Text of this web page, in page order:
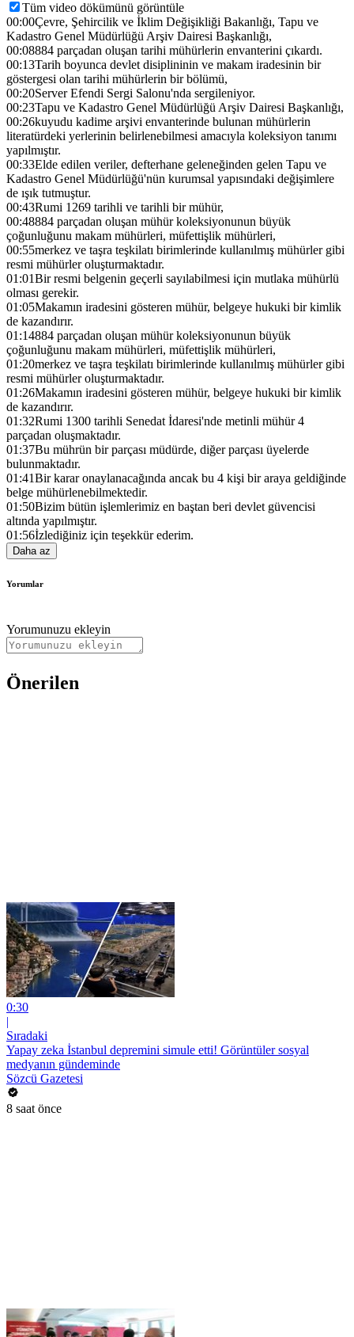
Tüm video dökümünü görüntüle
00:00Çevre, Şehircilik ve İklim Değişikliği Bakanlığı, Tapu ve
Kadastro Genel Müdürlüğü Arşiv Dairesi Başkanlığı,
00:08884 parçadan oluşan tarihi mühürlerin envanterini çıkardı.
00:13Tarih boyunca devlet disiplininin ve makam iradesinin bir
göstergesi olan tarihi mühürlerin bir bölümü,
00:20Server Efendi Sergi Salonu'nda sergileniyor.
00:23Tapu ve Kadastro Genel Müdürlüğü Arşiv Dairesi Başkanlığı,
00:26kuyudu kadime arşivi envanterinde bulunan mühürlerin
literatürdeki yerlerinin belirlenebilmesi amacıyla koleksiyon tanımı
yapılmıştır.
00:33Elde edilen veriler, defterhane geleneğinden gelen Tapu ve
Kadastro Genel Müdürlüğü'nün kurumsal yapısındaki değişimlere
de ışık tutmuştur.
00:43Rumi 1269 tarihli ve tarihli bir mühür,
00:48884 parçadan oluşan mühür koleksiyonunun büyük
çoğunluğunu makam mühürleri, müfettişlik mühürleri,
00:55merkez ve taşra teşkilatı birimlerinde kullanılmış mühürler gibi
resmi mühürler oluşturmaktadır.
01:01Bir resmi belgenin geçerli sayılabilmesi için mutlaka mühürlü
olması gerekir.
01:05Makamın iradesini gösteren mühür, belgeye hukuki bir kimlik
de kazandırır.
01:14884 parçadan oluşan mühür koleksiyonunun büyük
çoğunluğunu makam mühürleri, müfettişlik mühürleri,
01:20merkez ve taşra teşkilatı birimlerinde kullanılmış mühürler gibi
resmi mühürler oluşturmaktadır.
01:26Makamın iradesini gösteren mühür, belgeye hukuki bir kimlik
de kazandırır.
01:32Rumi 1300 tarihli Senedat İdaresi'nde metinli mühür 4
parçadan oluşmaktadır.
01:37Bu mührün bir parçası müdürde, diğer parçası üyelerde
bulunmaktadır.
01:41Bir karar onaylanacağında ancak bu 4 kişi bir araya geldiğinde
belge mühürlenebilmektedir.
01:50Bizim bütün işlemlerimiz en baştan beri devlet güvencisi
altında yapılmıştır.
01:56İzlediğiniz için teşekkür ederim.
Daha az
Yorumlar
Yorumunuzu ekleyin
Önerilen
0:30
|
Sıradaki
Yapay zeka İstanbul depremini simule etti! Görüntüler sosyal
medyanın gündeminde
Sözcü Gazetesi
8 saat önce